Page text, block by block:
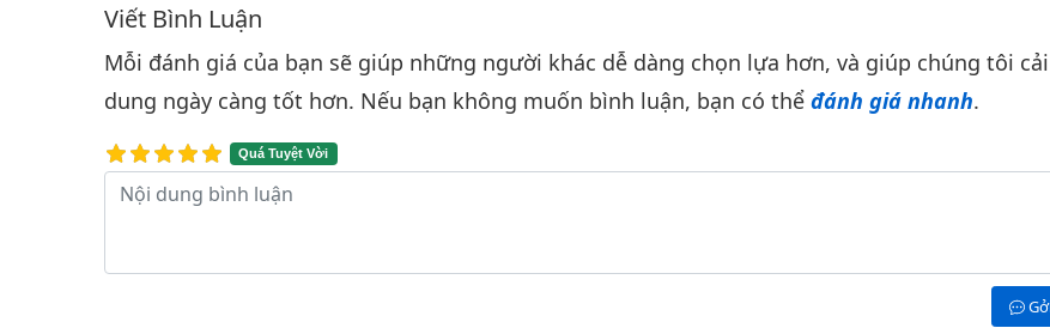
Bình luận & Đánh giá
Viết Bình Luận
Mỗi đánh giá của bạn sẽ giúp những người khác dễ dàng chọn lựa hơn, và giúp chúng tôi
dung ngày càng tốt hơn. Nếu bạn không muốn bình luận, bạn có thể đánh giá nhanh.
Quá Tuyệt Vời
Nội dung bình luận